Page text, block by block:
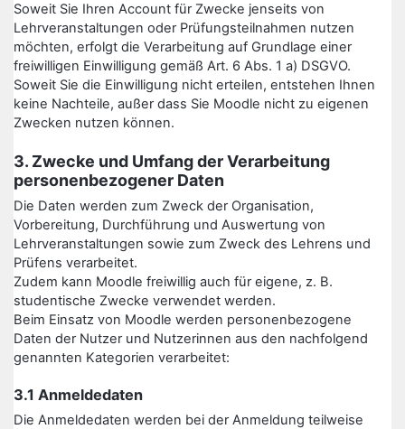
Soweit Sie Ihren Account für Zwecke jenseits von
Lehrveranstaltungen oder Prüfungsteilnahmen nutzen
möchten, erfolgt die Verarbeitung auf Grundlage einer
freiwilligen Einwilligung gemäß Art. 6 Abs. 1 a) DSGVO.
Soweit Sie die Einwilligung nicht erteilen, entstehen Ihnen
keine Nachteile, außer dass Sie Moodle nicht zu eigenen
Zwecken nutzen können.
3. Zwecke und Umfang der Verarbeitung
personenbezogener Daten
Die Daten werden zum Zweck der Organisation,
Vorbereitung, Durchführung und Auswertung von
Lehrveranstaltungen sowie zum Zweck des Lehrens und
Prüfens verarbeitet.
Zudem kann Moodle freiwillig auch für eigene, z. B.
studentische Zwecke verwendet werden.
Beim Einsatz von Moodle werden personenbezogene
Daten der Nutzer und Nutzerinnen aus den nachfolgend
genannten Kategorien verarbeitet:
3.1 Anmeldedaten
Die Anmeldedaten werden bei der Anmeldung teilweise